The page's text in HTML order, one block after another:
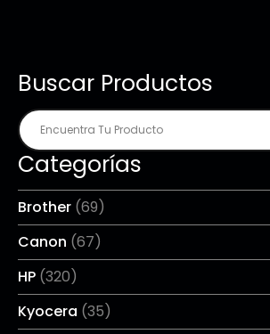
Buscar Productos
Categorías
Brother (69)
Canon (67)
HP (320)
Kyocera (35)